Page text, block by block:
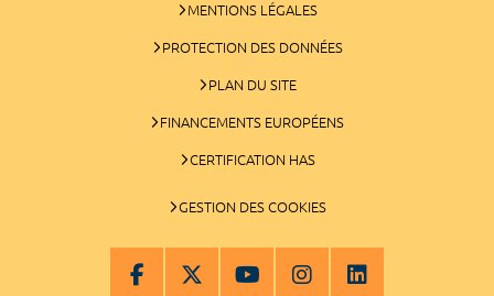
MENTIONS LÉGALES
PROTECTION DES DONNÉES
PLAN DU SITE
FINANCEMENTS EUROPÉENS
CERTIFICATION HAS
GESTION DES COOKIES